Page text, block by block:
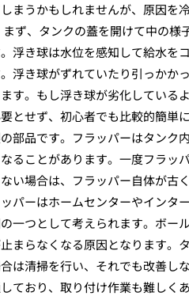
まうかもしれませんが、原因を
まず、タンクの蓋を開けて中の
浮き球は水位を感知して給水を
浮き球がずれていたり引っかか
す。もし浮き球が劣化している
とせず、初心者でも比較的簡単
部品です。フラッパーはタンク
ることがあります。一度フラッ
い場合は、フラッパー自体が古
パーはホームセンターやインタ
一つとして考えられます。ボー
まらなくなる原因となります。
は清掃を行い、それでも改善し
ており、取り付け作業も難しく